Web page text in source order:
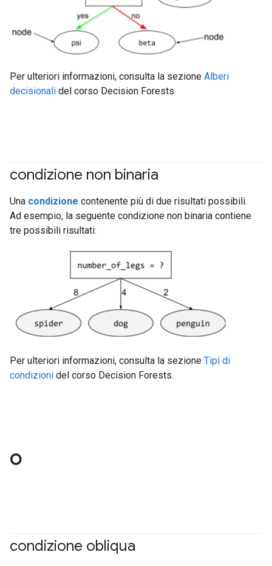
Per ulteriori informazioni, consulta la sezione Alberi
decisionali del corso Decision Forests.
condizione non binaria
Una condizione contenente più di due risultati possibili.
Ad esempio, la seguente condizione non binaria contiene
tre possibili risultati:
Per ulteriori informazioni, consulta la sezione Tipi di
condizioni del corso Decision Forests.
O
condizione obliqua